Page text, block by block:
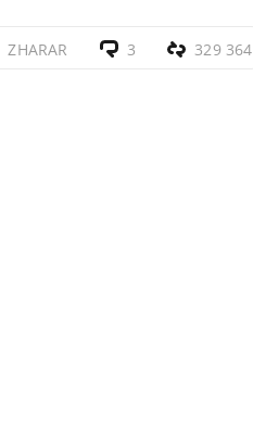
ZHARAR 3 329 364